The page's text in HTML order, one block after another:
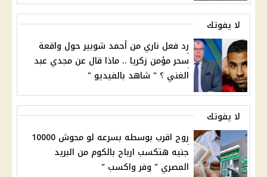
لا يفوتك
رد فعل ناري من أحمد شوبير حول واقعة
سحر مؤمن زكريا .. ماذا قال عن مجدي عبد
الغني ؟ " شاهد بالفيديو "
لا يفوتك
روح اقرب بوسطه بسرعه لو محوش 10000
جنيه هتكسب ارباح بالكوم من البريد
المصري " وفر واكسب "